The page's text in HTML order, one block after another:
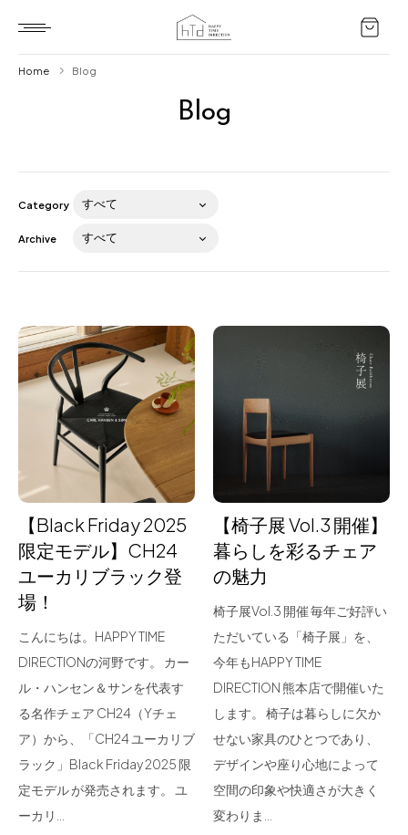
Blog
About us
for Business
Recruit
Contact
フラッグシップストア
0965-52-0323
熊本店
096-274-8175
Arv
0965-45-9282
Blog
Home Blog
Category
Archive
【Black Friday 2025
限定モデル】CH24
ユーカリブラック登
場！
こんにちは。HAPPY TIME
DIRECTIONの河野です。 カー
ル・ハンセン＆サンを代表す
る名作チェア CH24（Yチェ
ア）から、「CH24 ユーカリブ
ラック」Black Friday 2025 限
定モデル が発売されます。 ユ
ーカリ…
【椅子展 Vol.3 開催】
暮らしを彩るチェア
の魅力
椅子展Vol.3 開催 毎年ご好評い
ただいている「椅子展」を、
今年もHAPPY TIME
DIRECTION 熊本店で開催いた
します。 椅子は暮らしに欠か
せない家具のひとつであり、
デザインや座り心地によって
空間の印象や快適さが大きく
変わりま…